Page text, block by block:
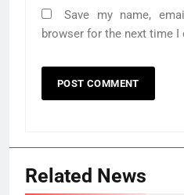
Save my name,
browser for the next time I
Related News